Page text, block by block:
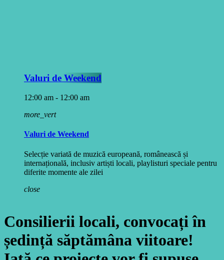
Valuri de Weekend
12:00 am - 12:00 am
more_vert
Valuri de Weekend
Selecție variată de muzică europeană, românească și
internațională, inclusiv artiști locali, playlisturi speciale pentru
diferite momente ale zilei
close
Consilierii locali, convocați în
ședință săptămâna viitoare!